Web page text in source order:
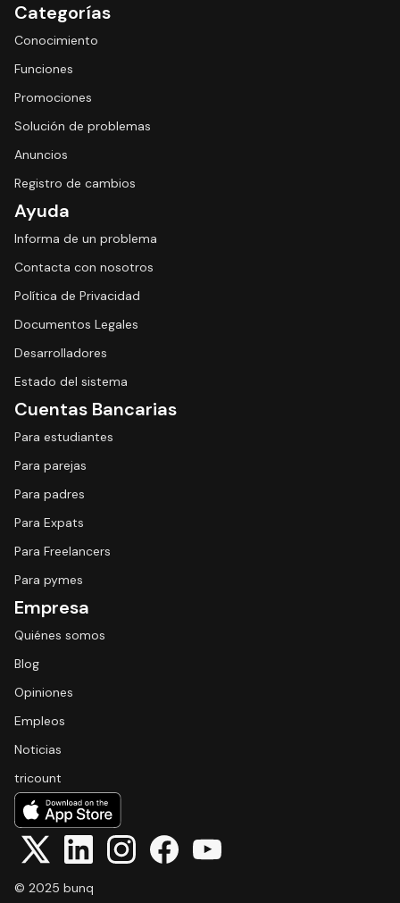
Categorías
Conocimiento
Funciones
Promociones
Solución de problemas
Anuncios
Registro de cambios
Ayuda
Informa de un problema
Contacta con nosotros
Política de Privacidad
Documentos Legales
Desarrolladores
Estado del sistema
Cuentas Bancarias
Para estudiantes
Para parejas
Para padres
Para Expats
Para Freelancers
Para pymes
Empresa
Quiénes somos
Blog
Opiniones
Empleos
Noticias
tricount
© 2025 bunq